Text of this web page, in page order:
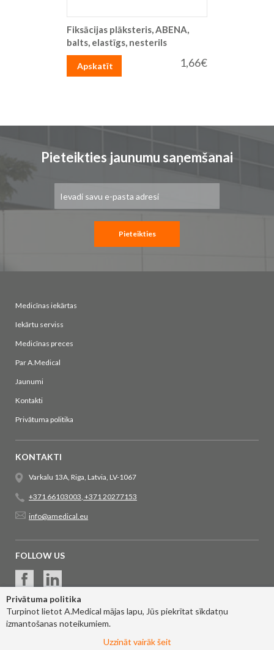
Privātuma politika
Turpinot lietot A.Medical mājas lapu, Jūs piekrītat sīkdatņu
izmantošanas noteikumiem.
Uzzināt vairāk šeit
Fiksācijas plāksteris, ABENA,
balts, elastīgs, nesterils
1,66€
Apskatīt
Pieteikties jaunumu saņemšanai
saņemšanai:
Pieteikties
Medicīnas iekārtas
Iekārtu serviss
Medicīnas preces
Par A.Medical
Jaunumi
Kontakti
Privātuma politika
KONTAKTI
Varkalu 13A, Riga, Latvia, LV-1067
+371 66103003, +371 20277153
info@amedical.eu
FOLLOW US